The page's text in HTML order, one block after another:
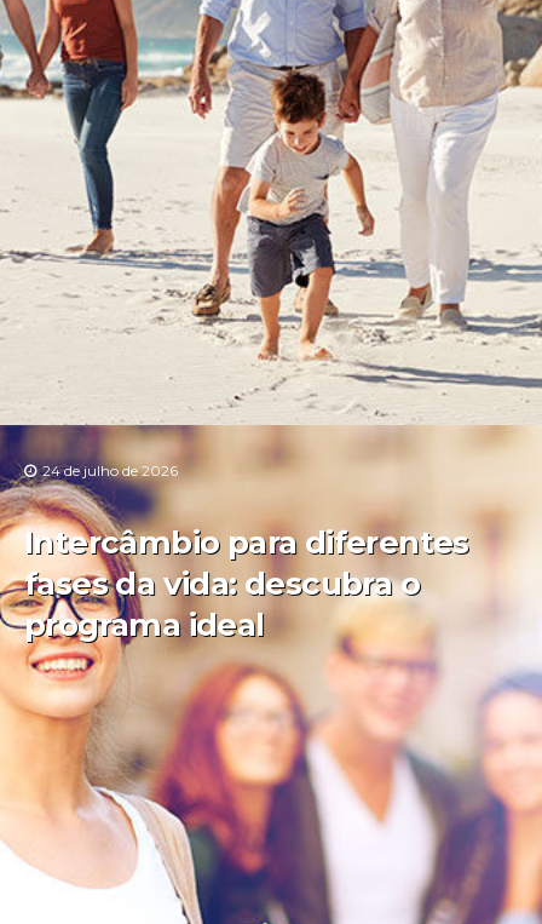
24 de julho de 2026
Intercâmbio para diferentes
fases da vida: descubra o
programa ideal